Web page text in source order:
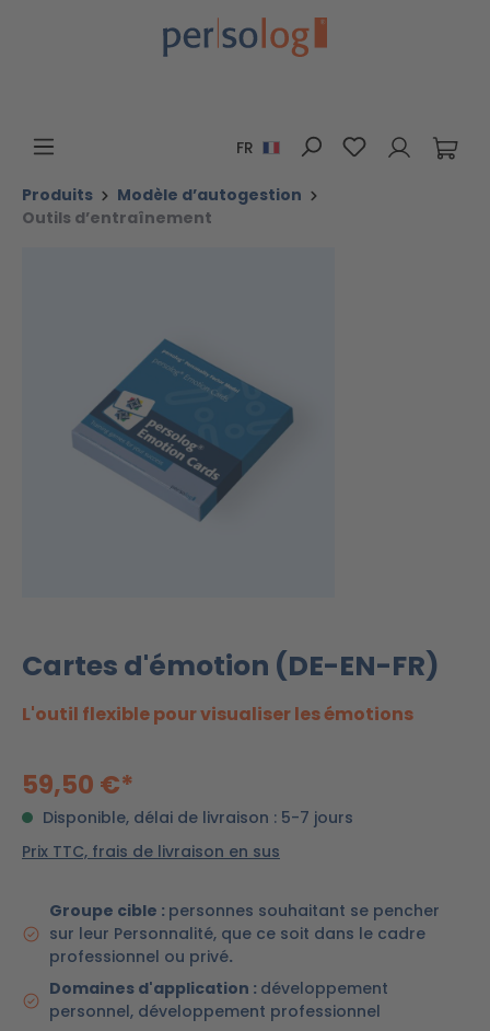
Passer au contenu principal
FR Vous avez 0
Produits
Modèle d’autogestion
Outils d’entraînement
Cartes d'émotion (DE-EN-FR)
L'outil flexible pour visualiser les émotions
59,50 €*
Disponible, délai de livraison : 5-7 jours
Prix TTC, frais de livraison en sus
Groupe cible : personnes souhaitant se pencher
sur leur Personnalité, que ce soit dans le cadre
professionnel ou privé.
Domaines d'application : développement
personnel, développement professionnel